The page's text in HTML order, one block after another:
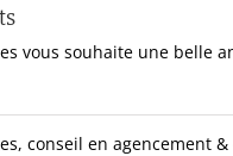
vous souhaite une belle
conseil en agencement